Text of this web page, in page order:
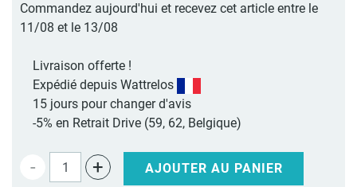
Commandez aujourd'hui et recevez cet article entre le
11/08 et le 13/08
Livraison offerte !
Expédié depuis Wattrelos
15 jours pour changer d'avis
-5% en Retrait Drive (59, 62, Belgique)
- + AJOUTER AU PANIER